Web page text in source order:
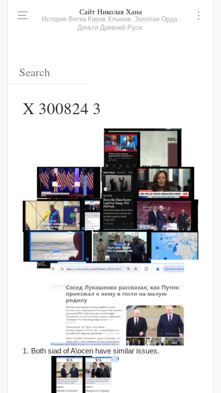
Сайт Николая Хана
История Вятка Киров Хлынов. Золотая Орда.
Деньги Древней Руси.
X 300824 3
Both siad of A\ocen have similar issues.